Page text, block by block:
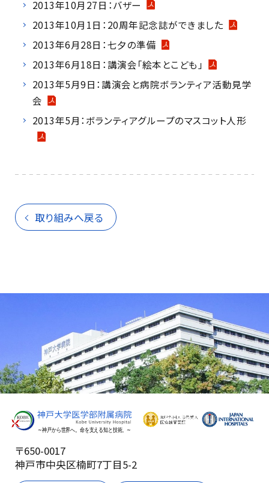
2013年10月27日：バザー
2013年10月1日：20周年記念誌ができました
2013年6月28日：七夕の準備
2013年6月18日：講演会「絵本とこども」
2013年5月9日：講演会と病院ボランティア活動見学
会
2013年5月：ボランティアグループのマスコット人形
取り組みへ戻る
〒650-0017
神戸市中央区楠町7丁目5-2